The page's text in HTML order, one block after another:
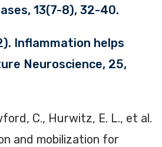
13(7-8), 32-40.
Inflammation helps
Neuroscience, 25,
C., Hurwitz, E. L., et al.
and mobilization for